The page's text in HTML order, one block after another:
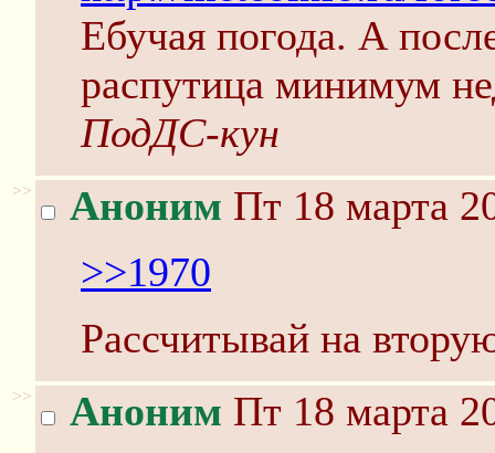
Ебучая погода. А
распутица минимум
ПодДС-кун
>> Аноним Пт 18 марта
>>1970
Рассчитывай на
>> Аноним Пт 18 марта